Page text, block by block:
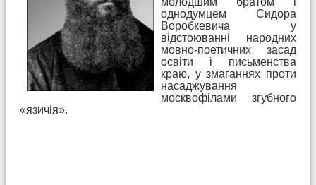
однодумцем Сидора
Воробкевича у
відстоюванні народних
мовно-поетичних засад
освіти і письменства
краю, у змаганнях проти
насаджування
москвофілами згубного
«язичія».